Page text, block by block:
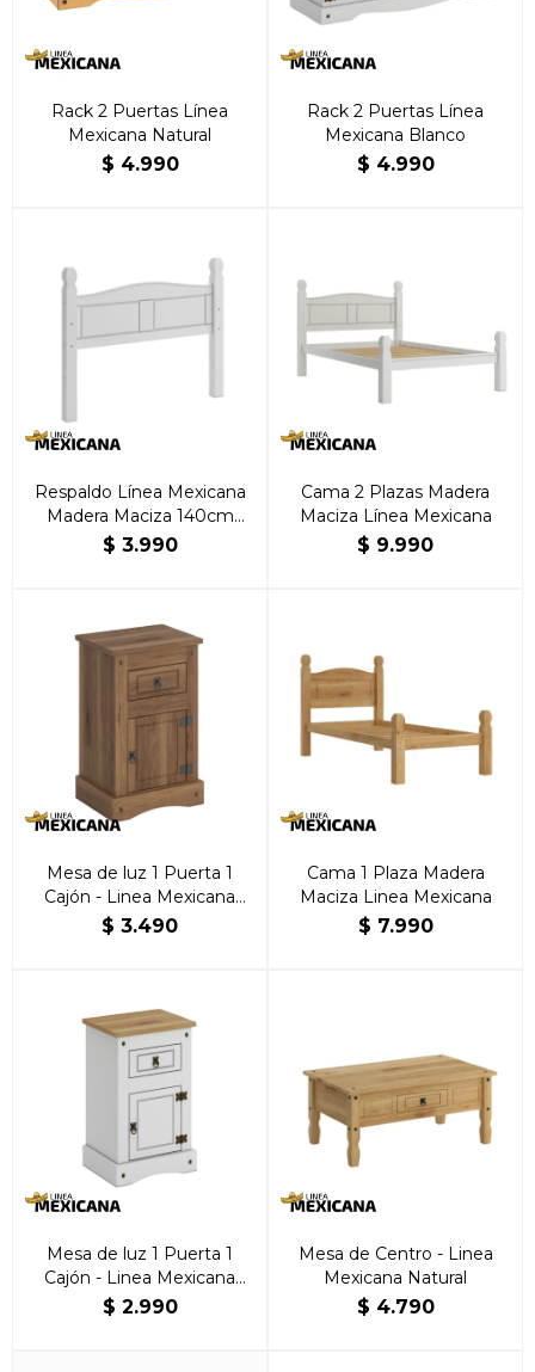
Rack 2 Puertas Línea
Mexicana Natural
$ 4.990
Rack 2 Puertas Línea
Mexicana Blanco
$ 4.990
Respaldo Línea Mexicana
Madera Maciza 140cm
Blanco
$ 3.990
Cama 2 Plazas Madera
Maciza Línea Mexicana
$ 9.990
Mesa de luz 1 Puerta 1
Cajón - Linea Mexicana
Nogal
$ 3.490
Cama 1 Plaza Madera
Maciza Linea Mexicana
$ 7.990
Mesa de luz 1 Puerta 1
Cajón - Linea Mexicana
Blanco
$ 2.990
Mesa de Centro - Linea
Mexicana Natural
$ 4.790